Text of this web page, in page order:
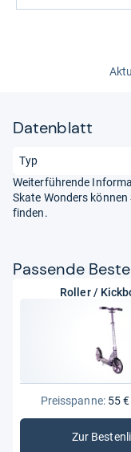
Datenblatt
Typ
Weiterführende
Skate Wonders
finden.
Pas­sende
Roller /
Preisspanne:55 €
Zur :